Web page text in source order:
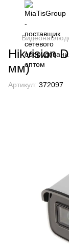
Hikvision
мм)
Артикул: 372097